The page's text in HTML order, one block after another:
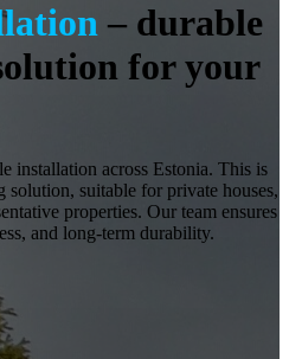
– durable
for your
installation across Estonia. This is
solution, suitable for private houses,
properties. Our team ensures
and long-term durability.